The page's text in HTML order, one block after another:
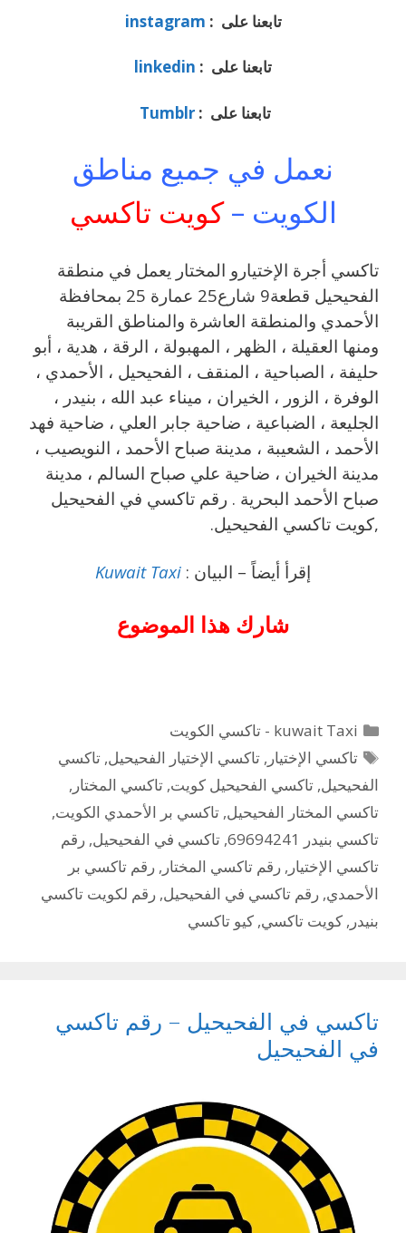
تابعنا على : instagram
تابعنا على : linkedin
تابعنا على :Tumblr
نعمل في جميع مناطق
الكويت –كويت تاكسي
تاكسي أجرة الإختيارو المختار يعمل في منطقة
الفحيحيل قطعة9 شارع25 عمارة 25 بمحافظة
الأحمدي والمنطقة العاشرة والمناطق القريبة
‎ومنها العقيلة ، الظهر ، المهبولة ، الرقة ، هدية ، أبو
حليفة ، الصباحية ، المنقف ، الفحيحيل ، الأحمدي ،
الوفرة ، الزور ، الخيران ، ميناء عبد الله ، بنيدر ،
الجليعة ، الضباعية ، ضاحية جابر العلي ، ضاحية فهد
الأحمد ، الشعيبة ، مدينة صباح الأحمد ، النويصيب ،
مدينة الخيران ، ضاحية علي صباح السالم ، مدينة
صباح الأحمد البحرية . رقم تاكسي في الفحيحيل
,كويت تاكسي الفحيحيل.
إقرأ أيضاً – البيان : Kuwait Taxi
شارك هذا الموضوع
التصنيفات
kuwait Taxi - تاكسي الكويت
الوسوم
تاكسي الإختيار ,تاكسي الإختيار الفحيحيل,تاكسي
الفحيحيل, تاكسي الفحيحيل كويت, تاكسي المختار ,
تاكسي المختار الفحيحيل, تاكسي بر الأحمدي الكويت,
تاكسي بنيدر 69694241
, تاكسي في الفحيحيل, رقم
تاكسي الإختيار , رقم تاكسي المختار , رقم تاكسي بر
الأحمدي, رقم تاكسي في الفحيحيل, رقم لكويت تاكسي
بنيدر , كويت تاكسي, كيو تاكسي
تاكسي في الفحيحيل – رقم تاكسي
في الفحيحيل